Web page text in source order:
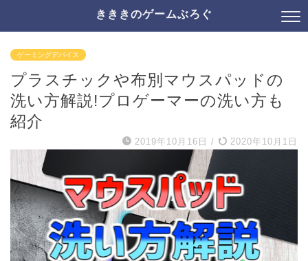
きききのゲームぶろぐ
ゲーミングデバイス
プラスチックや布別マウスパッドの
洗い方解説!プロゲーマーの洗い方も
紹介
2019年10月16日 / 2020年10月1日